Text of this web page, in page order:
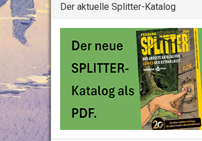
Der aktuelle Splitter-Katalog